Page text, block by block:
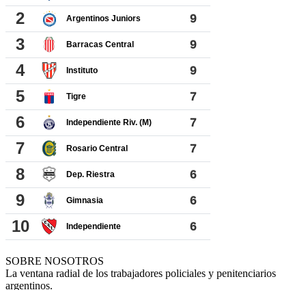
SOBRE NOSOTROS
La ventana radial de los trabajadores policiales y penitenciarios
argentinos.